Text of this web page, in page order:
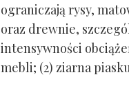
ograniczają rysy,
oraz drewnie,
intensywności
mebli; (2) ziarna